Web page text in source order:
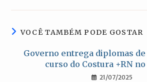
nova nova nova
VOCÊ TAMBÉM PODE GOSTAR
Governo entrega diplomas
curso do Costura +RN
21/07/2025